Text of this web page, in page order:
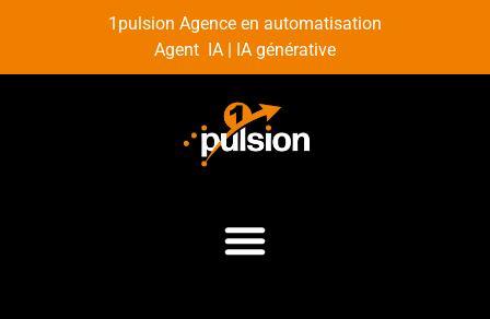
1pulsion Agence en automatisation
Agent IA | IA générative